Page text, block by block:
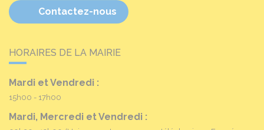
Contactez-nous
HORAIRES DE LA MAIRIE
Mardi et Vendredi :
15h00 - 17h00
Mardi, Mercredi et Vendredi :